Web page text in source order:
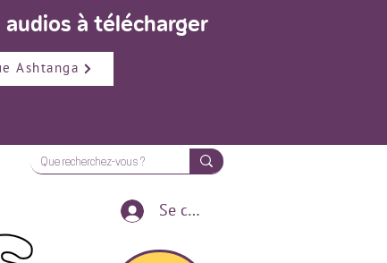
à télécharger
Ashtanga
Se connecter